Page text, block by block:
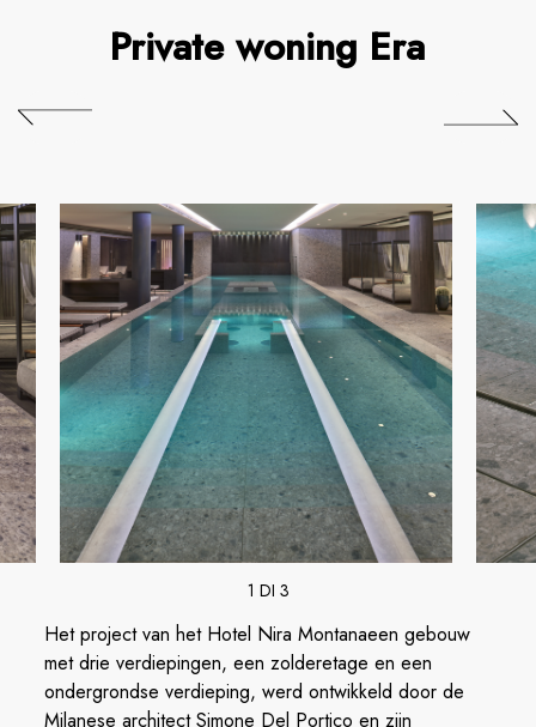
Private woning Era
1 DI 3
Het project van het Hotel Nira Montanaeen gebouw
met drie verdiepingen, een zolderetage en een
ondergrondse verdieping, werd ontwikkeld door de
Milanese architect Simone Del Portico en zijn